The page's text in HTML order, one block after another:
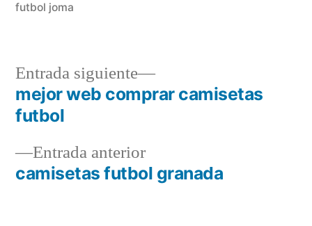
futbol joma
Navegación
entradas
Entrada anteriorEntrada
anterior:
camisetas futbol granada
Entrada siguiente
Entrada
siguiente:
mejor web comprar camisetas
futbol